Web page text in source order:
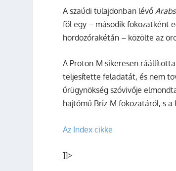
A szaúdi tulajdonban lévő
föl egy – második fokozatként
hordozórakétán – közölte az
A Proton-M sikeresen
teljesítette feladatát, és nem
űrügynökség szóvivője
hajtómű Briz-M fokozatáról, s
Az Index cikke
]]>